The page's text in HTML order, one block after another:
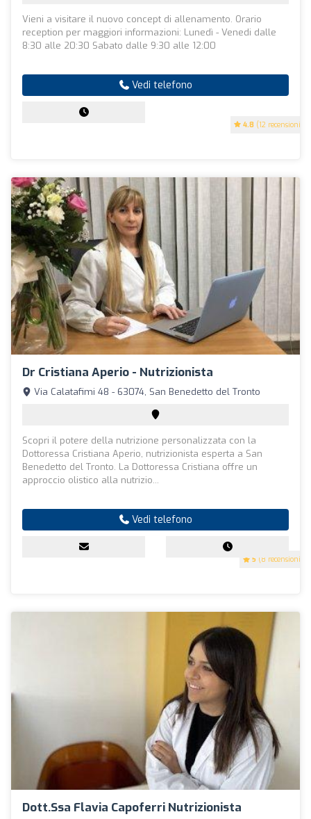
4.8 (12 recensioni)
Vieni a visitare il nuovo concept di allenamento. Orario
reception per maggiori informazioni: Lunedì - Venedi dalle
8:30 alle 20:30 Sabato dalle 9:30 alle 12:00
Vedi telefono
Dr Cristiana Aperio - Nutrizionista
5 (8 recensioni)
Via Calatafimi 48 - 63074, San Benedetto del Tronto
Scopri il potere della nutrizione personalizzata con la
Dottoressa Cristiana Aperio, nutrizionista esperta a San
Benedetto del Tronto. La Dottoressa Cristiana offre un
approccio olistico alla nutrizio...
Vedi telefono
Dott.ssa Flavia Capoferri Nutrizionista